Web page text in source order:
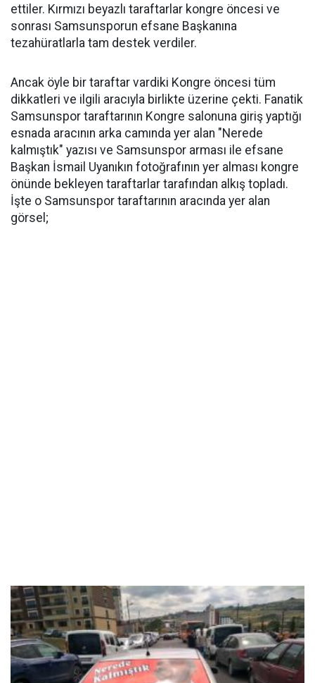
ettiler. Kırmızı beyazlı taraftarlar kongre öncesi ve
sonrası Samsunsporun efsane Başkanına
tezahüratlarla tam destek verdiler.
Ancak öyle bir taraftar vardiki Kongre öncesi tüm
dikkatleri ve ilgili aracıyla birlikte üzerine çekti. Fanatik
Samsunspor taraftarının Kongre salonuna giriş yaptığı
esnada aracının arka camında yer alan "Nerede
kalmıştık" yazısı ve Samsunspor arması ile efsane
Başkan İsmail Uyanıkın fotoğrafının yer alması kongre
önünde bekleyen taraftarlar tarafından alkış topladı.
İşte o Samsunspor taraftarının aracında yer alan
görsel;